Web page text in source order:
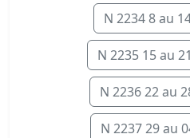
N 2234 8 au
N 2235 15 au
N 2236 22 au
N 2237 29 au